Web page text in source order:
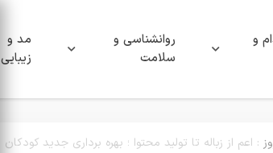
و
روانشناسی و
سلامت
مد و
زیبایی
: اعم از زباله تا تولید محتوا ؛ بهره برداری جدید کودکان